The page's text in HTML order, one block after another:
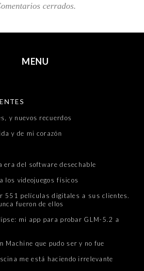
cerrados.
MENU
y nuevos recuerdos
y de mi corazón
era del software desechable
los videojuegos físicos
551 películas digitales a sus clientes.
fueron de ellos
mi app para probar GLM-5.2 a
Machine que pudo ser y no fue
me está haciendo irrelevante